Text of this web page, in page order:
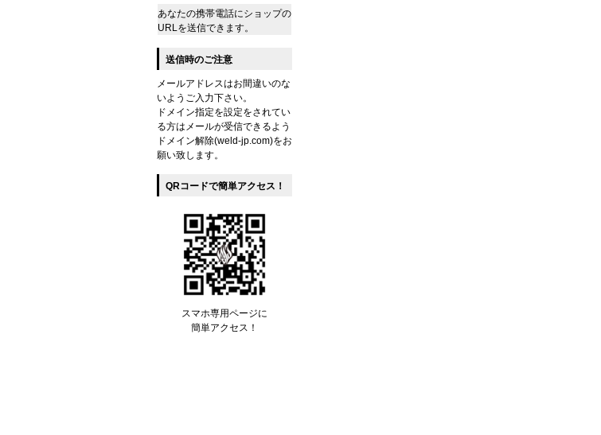
あなたの携帯電話にショップの
URLを送信できます。
送信時のご注意
メールアドレスはお間違いのな
いようご入力下さい。
ドメイン指定を設定をされてい
る方はメールが受信できるよう
ドメイン解除(weld-jp.com)をお
願い致します。
QRコードで簡単アクセス！
スマホ専用ページに
簡単アクセス！